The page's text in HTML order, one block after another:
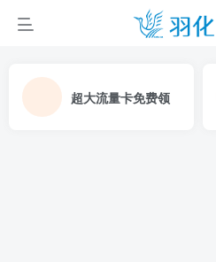
超大流量卡免费领